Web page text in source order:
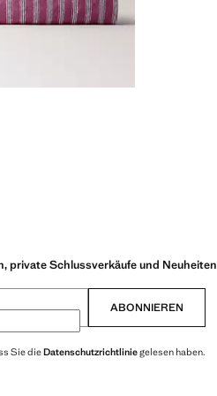
private Schlussverkäufe und Neuheiten
ABONNIEREN
Sie dieDatenschutzrichtliniegelesen haben.